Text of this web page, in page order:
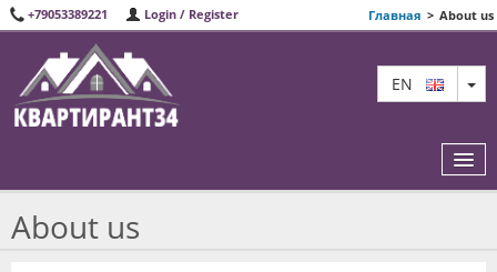
+79053389221 Login / Register Главная > About us
EN
About us